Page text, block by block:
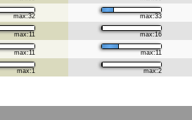
max:32 max:33
max:11 max:16
max:11 max:11
max:1 max:2